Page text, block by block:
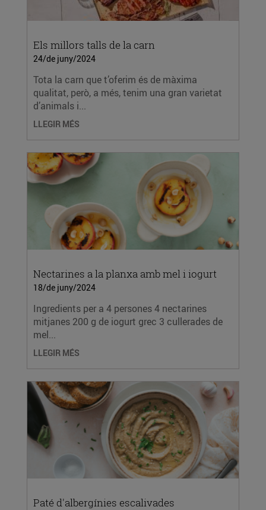
Els millors talls de la carn
24/de juny/2024
Tota la carn que t’oferim és de màxima
qualitat, però, a més, tenim una gran varietat
d’animals i...
LLEGIR MÉS
Nectarines a la planxa amb mel i iogurt
18/de juny/2024
Ingredients per a 4 persones 4 nectarines
mitjanes 200 g de iogurt grec 3 cullerades de
mel...
LLEGIR MÉS
Paté d'albergínies escalivades